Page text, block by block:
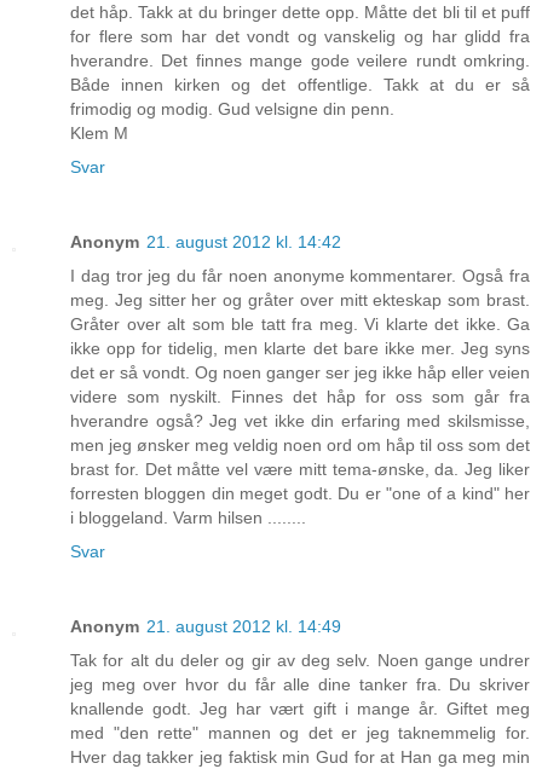
det håp. Takk at du bringer dette opp. Måtte det bli til et puff
for flere som har det vondt og vanskelig og har glidd fra
hverandre. Det finnes mange gode veilere rundt omkring.
Både innen kirken og det offentlige. Takk at du er så
frimodig og modig. Gud velsigne din penn.
Klem M
Svar
Anonym 21. august 2012 kl. 14:42
I dag tror jeg du får noen anonyme kommentarer. Også fra
meg. Jeg sitter her og gråter over mitt ekteskap som brast.
Gråter over alt som ble tatt fra meg. Vi klarte det ikke. Ga
ikke opp for tidelig, men klarte det bare ikke mer. Jeg syns
det er så vondt. Og noen ganger ser jeg ikke håp eller veien
videre som nyskilt. Finnes det håp for oss som går fra
hverandre også? Jeg vet ikke din erfaring med skilsmisse,
men jeg ønsker meg veldig noen ord om håp til oss som det
brast for. Det måtte vel være mitt tema-ønske, da. Jeg liker
forresten bloggen din meget godt. Du er "one of a kind" her
i bloggeland. Varm hilsen ........
Svar
Anonym 21. august 2012 kl. 14:49
Tak for alt du deler og gir av deg selv. Noen gange undrer
jeg meg over hvor du får alle dine tanker fra. Du skriver
knallende godt. Jeg har vært gift i mange år. Giftet meg
med "den rette" mannen og det er jeg taknemmelig for.
Hver dag takker jeg faktisk min Gud for at Han ga meg min